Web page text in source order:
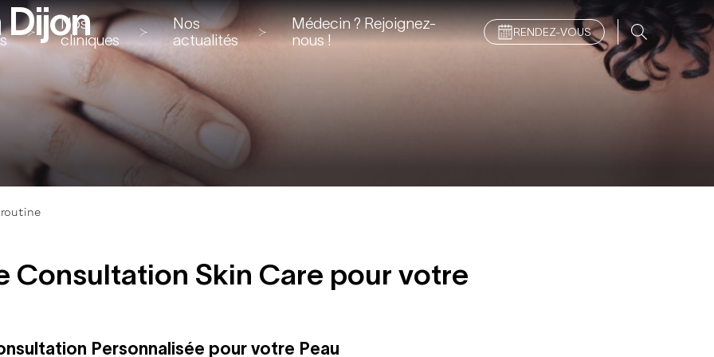
Nos
cliniques
Nos
actualités
Médecin ? Rejoignez-
nous !
RENDEZ-VOUS
routine
Consultation Skin Care pour votre
Personnalisée pour votre Peau